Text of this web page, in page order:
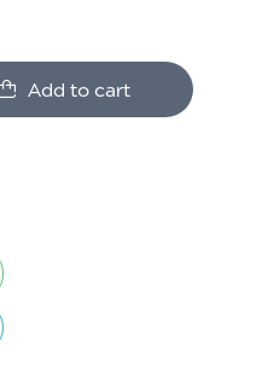
Add to cart